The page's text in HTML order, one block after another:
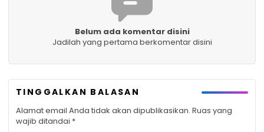
Belum ada komentar disini
Jadilah yang pertama berkomentar disini
TINGGALKAN BALASAN
Alamat email Anda tidak akan dipublikasikan. Ruas yang
wajib ditandai *